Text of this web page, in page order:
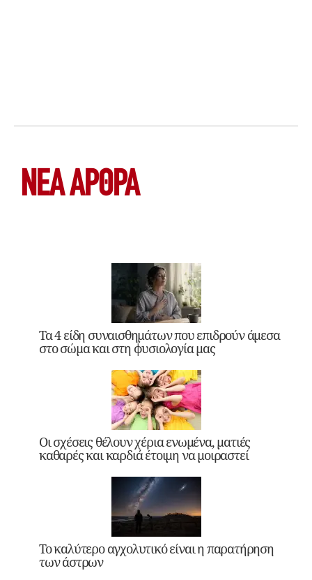
ΝΕΑ ΆΡΘΡΑ
Τα 4 είδη συναισθημάτων που επιδρούν άμεσα
στο σώμα και στη φυσιολογία μας
Οι σχέσεις θέλουν χέρια ενωμένα, ματιές
καθαρές και καρδιά έτοιμη να μοιραστεί
Το καλύτερο αγχολυτικό είναι η παρατήρηση
των άστρων